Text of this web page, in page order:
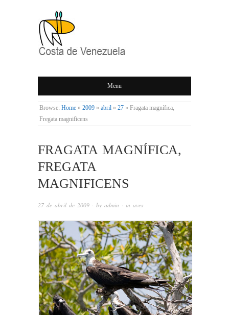
COSTA DE
VENEZUELA
Menu
Browse: Home » 2009 » abril » 27 » Fragata magnífica,
Fregata magnificens
FRAGATA MAGNÍFICA,
FREGATA
MAGNIFICENS
27 de abril de 2009 · by admin · in aves